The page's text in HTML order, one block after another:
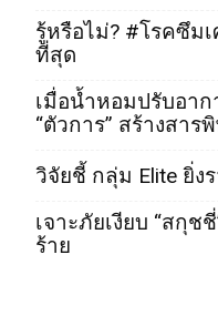
รู้หรือไม่? #โรคซึม
ที่สุด
เมื่อน้ำหอมปรับอา
“ตัวการ” สร้างสาร
วิจัยชี้ กลุ่ม Elite ยิ่ง
เจาะภัยเงียบ “สกุช
ร้าย